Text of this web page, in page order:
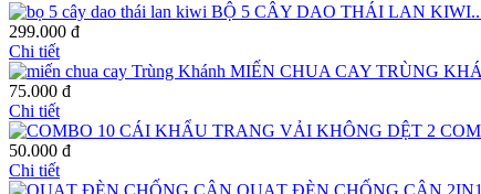
BỘ 5 CÂY DAO THÁI LAN
299.000 đ
Chi tiết
MIẾN CHUA CAY TRÙNG
75.000 đ
Chi tiết
50.000 đ
Chi tiết
QUẠT ĐÈN CHỐNG CẬN 2IN1